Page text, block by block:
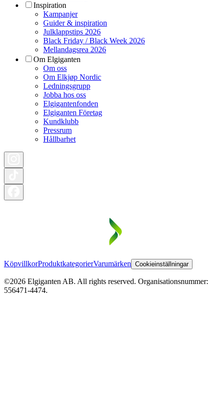
Inspiration
Kampanjer
Guider & inspiration
Julklappstips 2026
Black Friday / Black Week 2026
Mellandagsrea 2026
Om Elgiganten
Om oss
Om Elkjøp Nordic
Ledningsgrupp
Jobba hos oss
Elgigantenfonden
Elgiganten Företag
Kundklubb
Pressrum
Hållbarhet
KöpvillkorProduktkategorierVarumärken Cookieinställningar
©2026 Elgiganten AB. All rights reserved. Organisationsnummer:
556471-4474.